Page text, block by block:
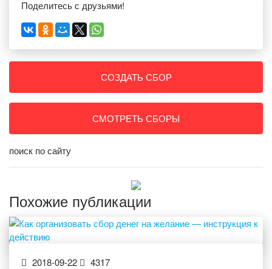
Поделитесь с друзьями!
СОЗДАТЬ СБОР
СМОТРЕТЬ СБОРЫ
поиск по сайту
Похожие публикации
2018-09-22
4317